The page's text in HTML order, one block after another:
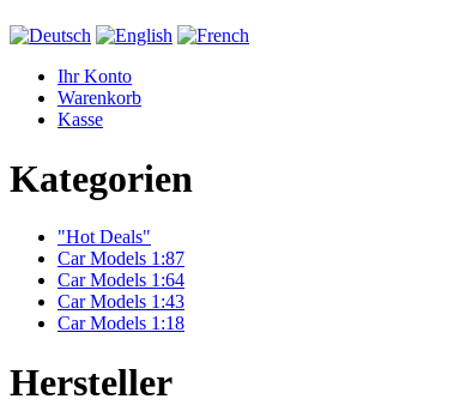
Ihr Konto
Warenkorb
Kasse
Kategorien
"Hot Deals"
Car Models 1:87
Car Models 1:64
Car Models 1:43
Car Models 1:18
Hersteller